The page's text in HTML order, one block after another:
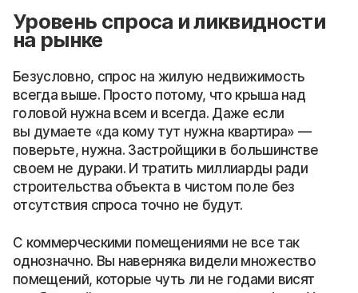
Уровень спроса и ликвидности
на рынке
Безусловно, спрос на жилую недвижимость
всегда выше. Просто потому, что крыша над
головой нужна всем и всегда. Даже если
вы думаете «да кому тут нужна квартира» —
поверьте, нужна. Застройщики в большинстве
своем не дураки. И тратить миллиарды ради
строительства объекта в чистом поле без
отсутствия спроса точно не будут.
С коммерческими помещениями не все так
однозначно. Вы наверняка видели множество
помещений, которые чуть ли не годами висят